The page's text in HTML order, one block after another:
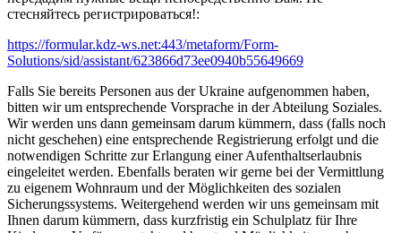
стесняйтесь регистрироваться!:
https://formular.kdz-ws.net:443/metaform/Form-
Solutions/sid/assistant/623866d73ee0940b55649669
Falls Sie bereits Personen aus der Ukraine aufgenommen haben,
bitten wir um entsprechende Vorsprache in der Abteilung Soziales.
Wir werden uns dann gemeinsam darum kümmern, dass (falls noch
nicht geschehen) eine entsprechende Registrierung erfolgt und die
notwendigen Schritte zur Erlangung einer Aufenthaltserlaubnis
eingeleitet werden. Ebenfalls beraten wir gerne bei der Vermittlung
zu eigenem Wohnraum und der Möglichkeiten des sozialen
Sicherungssystems. Weitergehend werden wir uns gemeinsam mit
Ihnen darum kümmern, dass kurzfristig ein Schulplatz für Ihre